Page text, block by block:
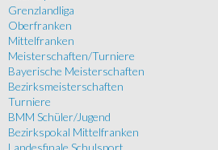
Grenzlandliga
Oberfranken
Mittelfranken
Meisterschaften/Turniere
Bayerische Meisterschaften
Bezirksmeisterschaften
Turniere
BMM Schüler/Jugend
Bezirkspokal Mittelfranken
Landesfinale Schulsport